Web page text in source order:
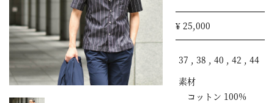
¥ 25,000
37 , 38 , 40 , 42 , 44
素材
コットン 100%